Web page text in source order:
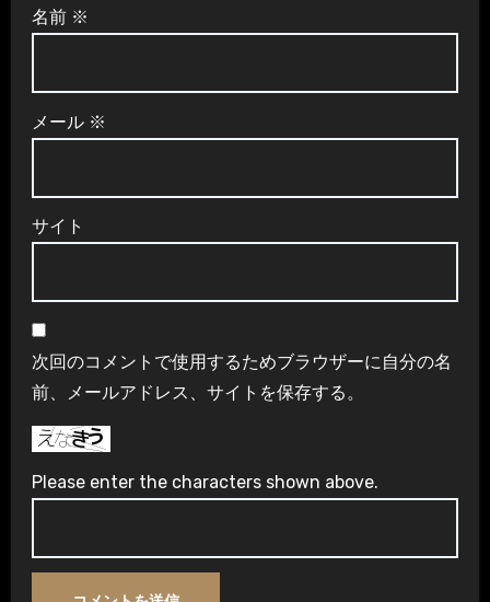
名前 ※
メール ※
サイト
次回のコメントで使用するためブラウザーに自分の名
前、メールアドレス、サイトを保存する。
Please enter the characters shown above.